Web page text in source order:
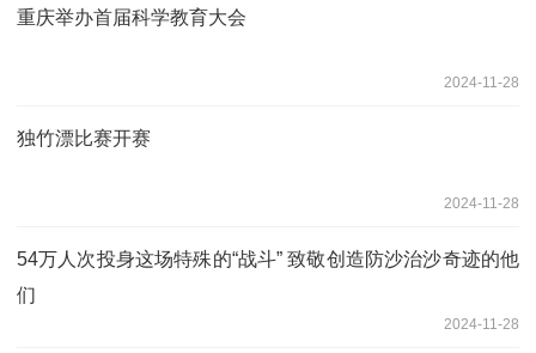
重庆举办首届科学教育大会
2024-11-28
独竹漂比赛开赛
2024-11-28
54万人次投身这场特殊的“战斗” 致敬创造防沙治沙奇迹的他
们
2024-11-28